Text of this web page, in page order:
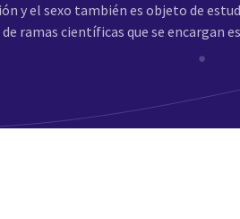
y el sexo también es objeto de
ramas científicas que se encargan